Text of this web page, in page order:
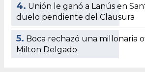
4. Unión le ganó a Lanús en
duelo pendiente del Clausura
5. Boca rechazó una millonaria
Milton Delgado